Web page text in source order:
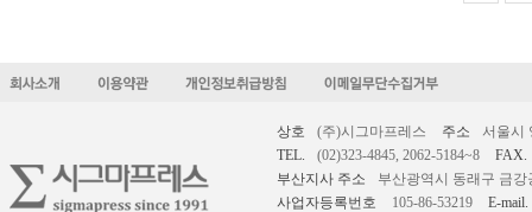
상호 (주)시그마프레스 주소
서울시
TEL.
(02)323-4845, 2062-5184~8
FAX.
부산지사 주소
부산광역시 동래구 금강
사업자등록번호
105-86-53219 E-mail.